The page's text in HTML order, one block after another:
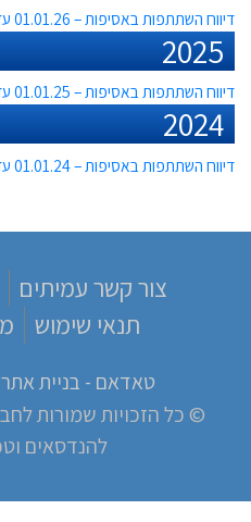
דיווח השתתפות באסיפות – 01.01.26 עד 05.08.26
2025
דיווח השתתפות באסיפות – 01.01.25 עד 31.12.25
2024
דיווח השתתפות באסיפות – 01.01.24 עד 29.12.24
צור קשר עמיתים
תנאי שימוש
טאדאם - בניית
© כל הזכויות שמורות
להנדסאים